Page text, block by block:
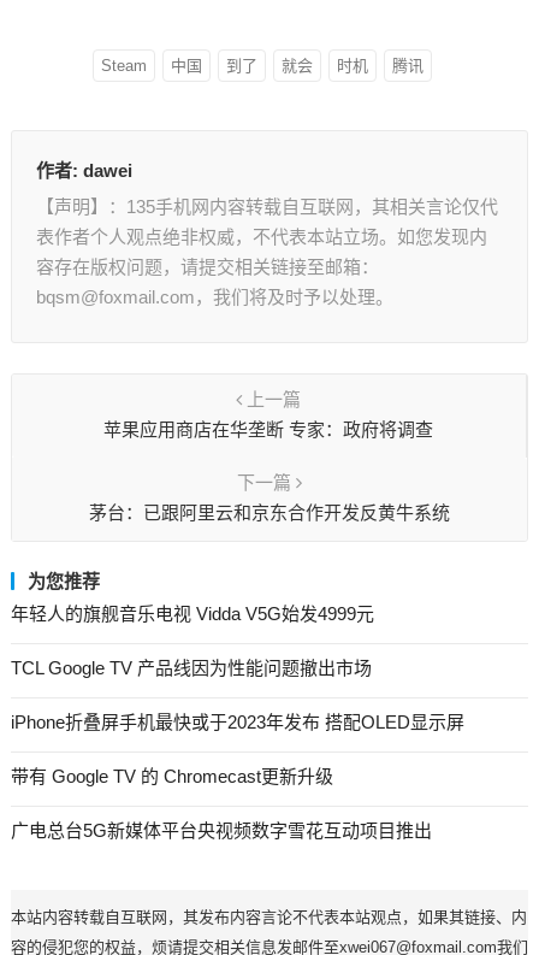
Steam 中国 到了 就会 时机 腾讯
作者: dawei
【声明】：135手机网内容转载自互联网，其相关言论仅代
表作者个人观点绝非权威，不代表本站立场。如您发现内
容存在版权问题，请提交相关链接至邮箱：
bqsm@foxmail.com，我们将及时予以处理。
上一篇
苹果应用商店在华垄断 专家：政府将调查
下一篇
茅台：已跟阿里云和京东合作开发反黄牛系统
为您推荐
年轻人的旗舰音乐电视 Vidda V5G始发4999元
TCL Google TV 产品线因为性能问题撤出市场
iPhone折叠屏手机最快或于2023年发布 搭配OLED显示屏
带有 Google TV 的 Chromecast更新升级
广电总台5G新媒体平台央视频数字雪花互动项目推出
本站内容转载自互联网，其发布内容言论不代表本站观点，如果其链接、内
容的侵犯您的权益，烦请提交相关信息发邮件至xwei067@foxmail.com我们